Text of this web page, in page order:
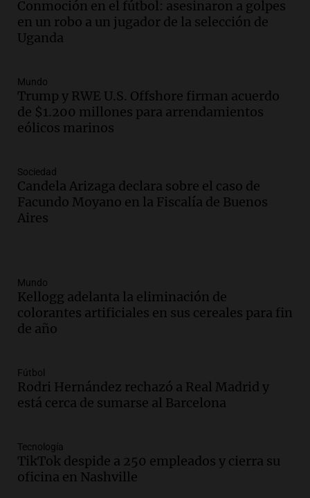
Conmoción en el fútbol: asesinaron a golpes
en un robo a un jugador de la selección de
Uganda
Mundo
Trump y RWE U.S. Offshore firman acuerdo
de $1.200 millones para arrendamientos
eólicos marinos
Sociedad
Candela Arizaga declara sobre el caso de
Facundo Moyano en la Fiscalía de Buenos
Aires
Mundo
Kellogg adelanta la eliminación de
colorantes artificiales en sus cereales para fin
de año
Fútbol
Rodri Hernández rechazó a Real Madrid y
está cerca de sumarse al Barcelona
Tecnología
TikTok despide a 250 empleados y cierra su
oficina en Nashville